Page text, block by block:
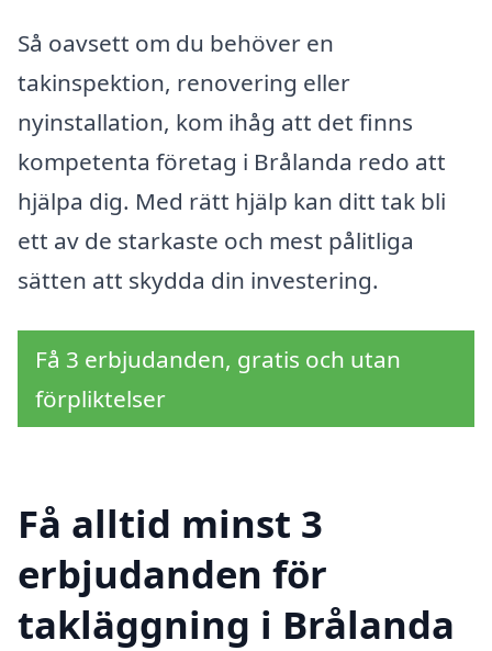
Så oavsett om du behöver en
takinspektion, renovering eller
nyinstallation, kom ihåg att det finns
kompetenta företag i Brålanda redo att
hjälpa dig. Med rätt hjälp kan ditt tak bli
ett av de starkaste och mest pålitliga
sätten att skydda din investering.
Få 3 erbjudanden, gratis och utan
förpliktelser
Få alltid minst 3
erbjudanden för
takläggning i Brålanda